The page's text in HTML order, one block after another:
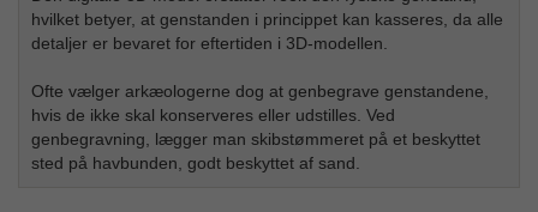
hvilket betyer, at genstanden i princippet kan kasseres, da alle
detaljer er bevaret for eftertiden i 3D-modellen.
Ofte vælger arkæologerne dog at genbegrave genstandene,
hvis de ikke skal konserveres eller udstilles. Ved
genbegravning, lægger man skibstømmeret på et beskyttet
sted på havbunden, godt beskyttet af sand.